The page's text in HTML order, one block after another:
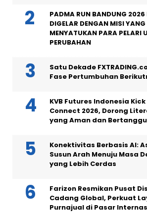
PADMA RUN BANDUNG 2026
DIGELAR DENGAN MISI YANG
MENYATUKAN PARA PELARI
PERUBAHAN
Satu Dekade
Fase Pertumbuhan
KVB Futures Indonesia
Connect 2026, Dorong
yang Aman dan
Konektivitas Berbasis AI:
Susun Arah Menuju Masa
yang Lebih Cerdas
Farizon Resmikan Pusat
Cadang Global, Perkuat
Purnajual di Pasar